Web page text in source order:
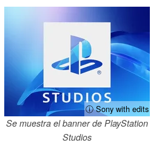
ⓘ Sony with edits
Se muestra el banner de PlayStation
Studios